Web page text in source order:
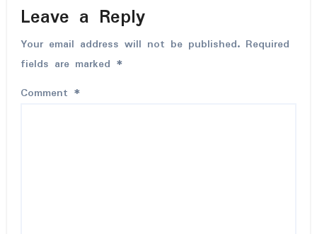
Leave a Reply
Your email address will not be published. Required
fields are marked *
Comment *